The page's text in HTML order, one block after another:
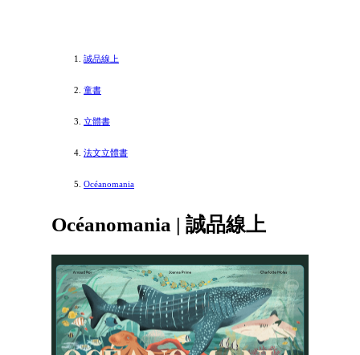
誠品線上
童書
立體書
法文立體書
Océanomania
Océanomania | 誠品線上